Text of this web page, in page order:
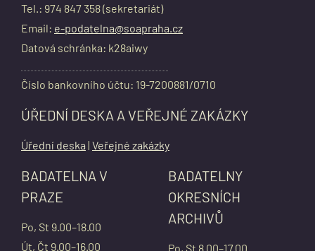
Tel.: 974 847 358 (sekretariát)
Email: e-podatelna@soapraha.cz
Datová schránka: k28aiwy
Číslo bankovního účtu: 19-7200881/0710
ÚŘEDNÍ DESKA A VEŘEJNÉ ZAKÁZKY
Úřední deska | Veřejné zakázky
BADATELNA V
PRAZE
Po, St 9.00–18.00
Út, Čt 9.00–16.00
BADATELNY
OKRESNÍCH
ARCHIVŮ
Po, St 8.00–17.00